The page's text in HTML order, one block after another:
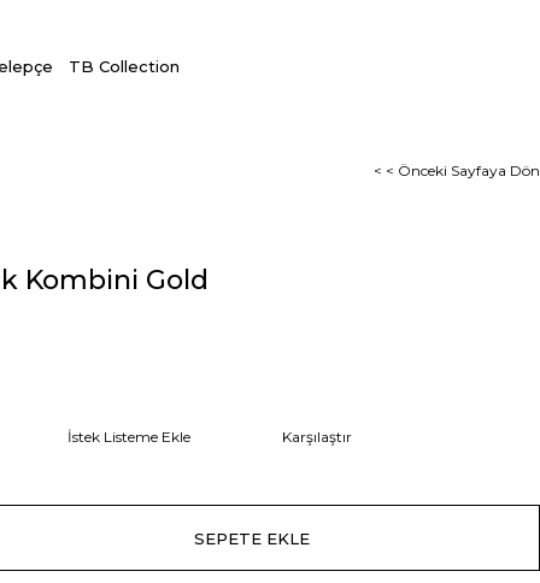
TB Collection
< < Önceki Sayfaya Dön
Kombini Gold
İstek Listeme Ekle
Karşılaştır